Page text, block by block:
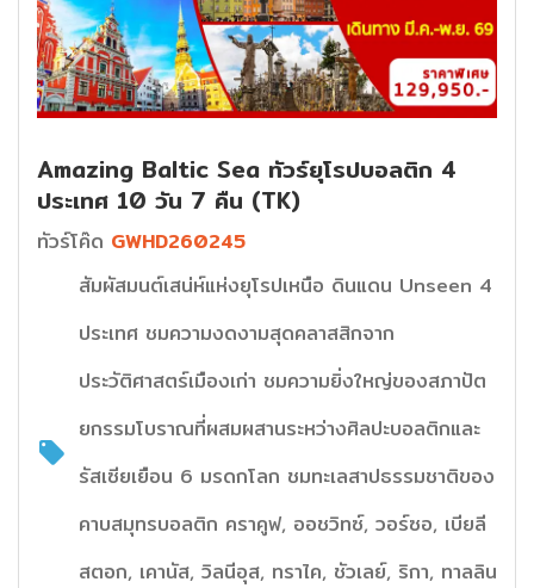
Amazing Baltic Sea ทัวร์ยุโรปบอลติก 4
ประเทศ 10 วัน 7 คืน (TK)
ทัวร์โค๊ด GWHD260245
สัมผัสมนต์เสน่ห์แห่งยุโรปเหนือ ดินแดน Unseen 4
ประเทศ ชมความงดงามสุดคลาสสิกจาก
ประวัติศาสตร์เมืองเก่า ชมความยิ่งใหญ่ของสภาปัต
ยกรรมโบราณที่ผสมผสานระหว่างศิลปะบอลติกและ
รัสเซียเยือน 6 มรดกโลก ชมทะเลสาปธรรมชาติของ
คาบสมุทรบอลติก คราคูฟ, ออชวิทซ์, วอร์ซอ, เบียลี
สตอก, เคานัส, วิลนีอุส, ทราไค, ชัวเลย์, ริกา, ทาลลิน